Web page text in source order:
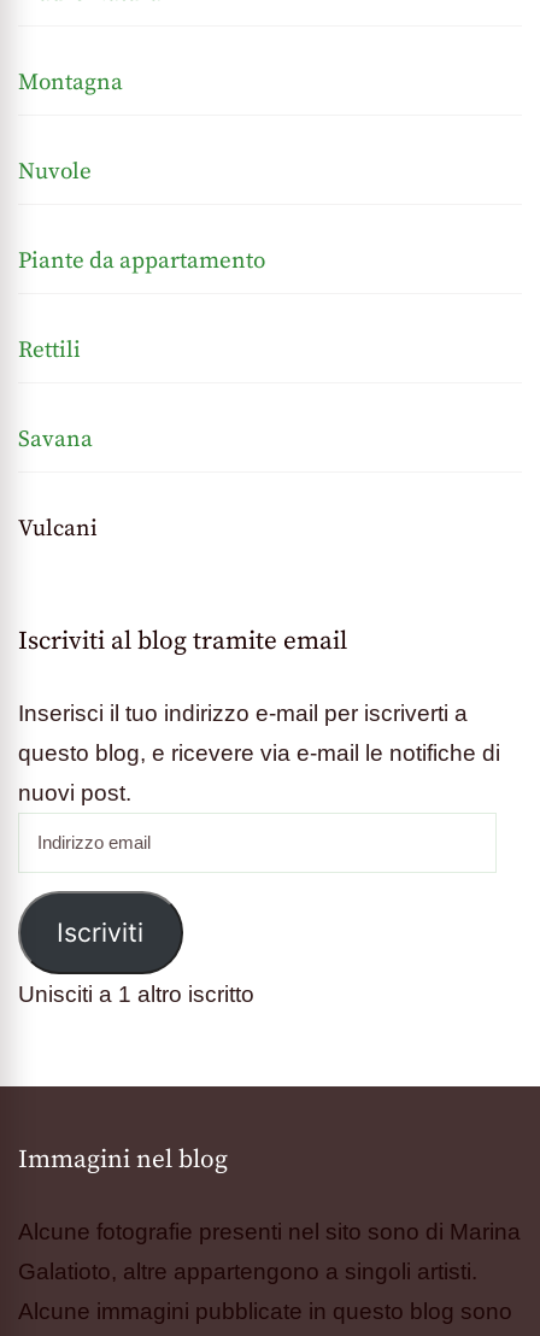
Montagna
Nuvole
Piante da appartamento
Rettili
Savana
Vulcani
Iscriviti al blog tramite email
Inserisci il tuo indirizzo e-mail per iscriverti a
questo blog, e ricevere via e-mail le notifiche di
nuovi post.
email
Iscriviti
Unisciti a 1 altro iscritto
Immagini nel blog
Alcune fotografie presenti nel sito sono di Marina
Galatioto, altre appartengono a singoli artisti.
Alcune immagini pubblicate in questo blog sono